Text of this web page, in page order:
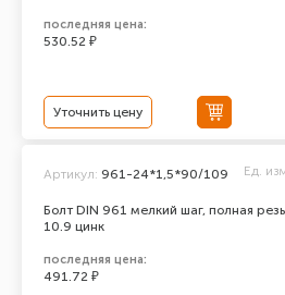
последняя цена:
530.52 ₽
Уточнить цену
Болт DIN 961 мелкий шаг, полная
10.9 цинк
Артикул: 961-24*1,5*90/109 Ед.
последняя цена:
491.72 ₽